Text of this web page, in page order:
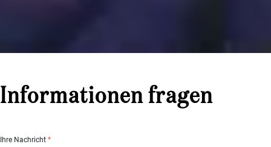
Informationen fragen
Ihre Nachricht *